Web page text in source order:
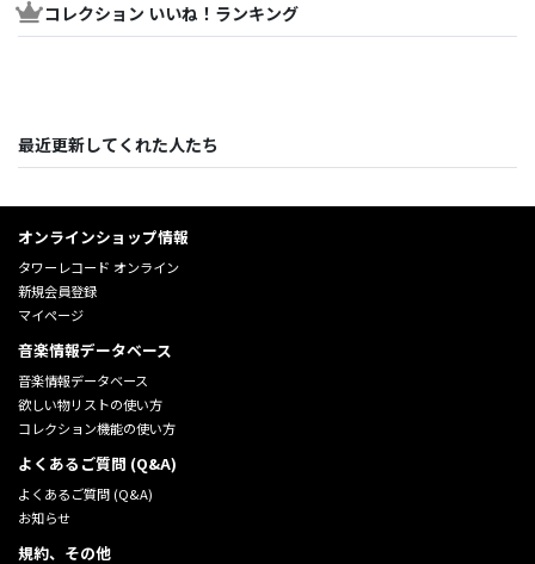
コレクション いいね！ランキング
最近更新してくれた人たち
オンラインショップ情報
タワーレコード オンライン
新規会員登録
マイページ
音楽情報データベース
音楽情報データベース
欲しい物リストの使い方
コレクション機能の使い方
よくあるご質問 (Q&A)
よくあるご質問 (Q&A)
お知らせ
規約、その他